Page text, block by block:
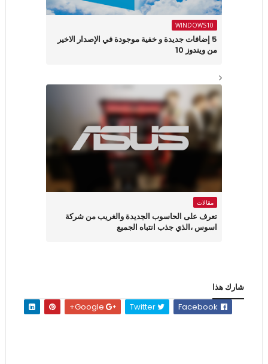
WINDOWS10
5 إضافات جديدة و خفية موجودة في الإصدار الاخير
من ويندوز 10
مقالات
تعرف على الحاسوب الجديدة والغريب من شركة
اسوس ،الذي جذب انتباه الجميع
شارك هذا
Twitter